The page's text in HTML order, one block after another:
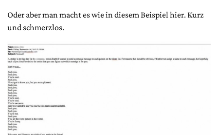
Oder aber man macht es wie in diesem Beispiel hier. Kurz
und schmerzlos.